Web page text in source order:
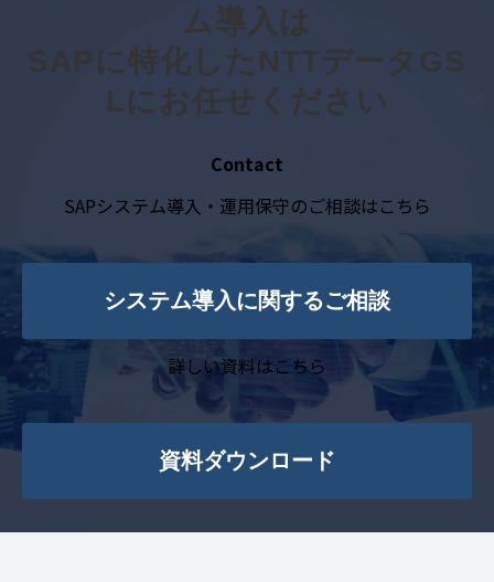
ム導入は
SAPに特化したNTTデータGS
Lにお任せください
Contact
SAPシステム導入・運用保守のご相談はこちら
システム導入に関するご相談
詳しい資料はこちら
資料ダウンロード